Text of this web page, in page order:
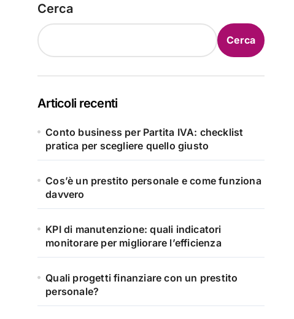
Cerca
Cerca
Articoli recenti
Conto business per Partita IVA: checklist
pratica per scegliere quello giusto
Cos’è un prestito personale e come funziona
davvero
KPI di manutenzione: quali indicatori
monitorare per migliorare l’efficienza
Quali progetti finanziare con un prestito
personale?